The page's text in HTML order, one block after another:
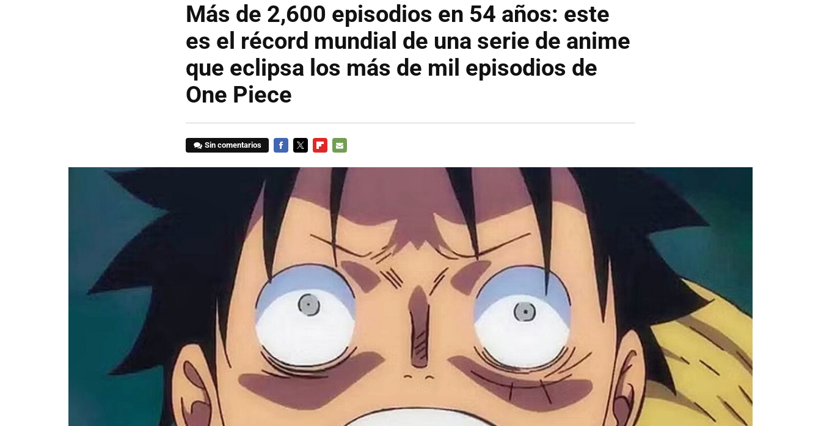
Más de 2,600 episodios en 54 años: este
es el récord mundial de una serie de anime
que eclipsa los más de mil episodios de
One Piece
Sin comentarios
MAIL